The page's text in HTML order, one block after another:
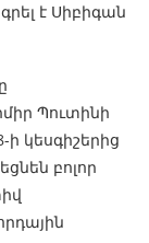
գրել է Սիբիգան
Պուտինի
կեսգիշերից
բոլոր